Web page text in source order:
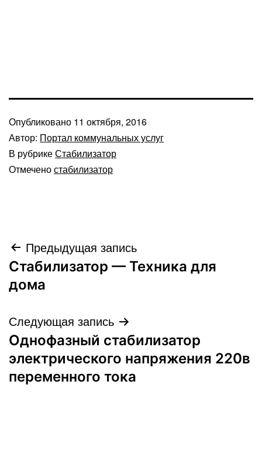
Опубликовано 11 октября, 2016
Автор: Портал коммунальных услуг
В рубрикеСтабилизатор
Отмеченостабилизатор
Навигация
по
Предыдущая запись
Стабилизатор — Техника для
дома
Следующая запись
Однофазный стабилизатор
электрического напряжения 220в
переменного тока